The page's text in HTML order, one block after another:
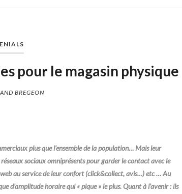
pour le magasin physique
BREGEON
plus que l’ensemble de la population… Mais leur
sociaux omniprésents pour garder le contact avec le
au service de leur confort (click&collect, avis…) etc … Au
d’amplitude horaire qui « pique » le plus. Quant à l’avenir : ils